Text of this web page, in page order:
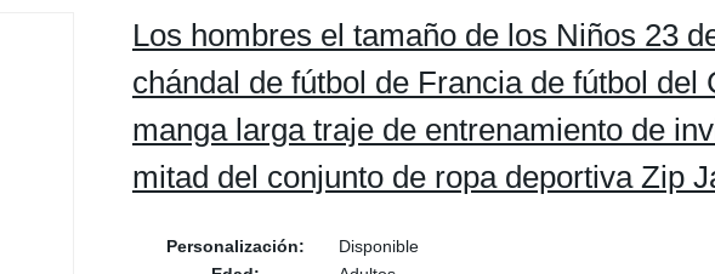
Los hombres el tamaño de los Niños 23
chándal de fútbol de Francia de fútbol del
manga larga traje de entrenamiento de
mitad del conjunto de ropa deportiva Zip
Personalización:
Disponible